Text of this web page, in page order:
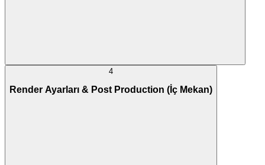
4
Render Ayarları & Post Production (İç Mekan)